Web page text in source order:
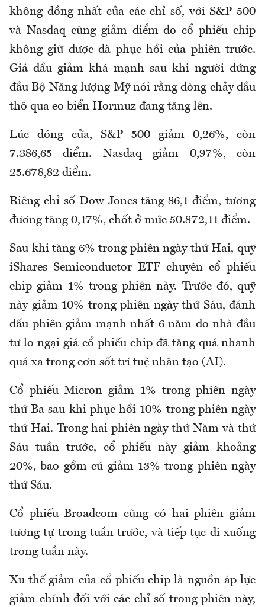
không đồng nhất của các chỉ số, với S&P 500
và Nasdaq cùng giảm điểm do cổ phiếu chip
không giữ được đà phục hồi của phiên trước.
Giá dầu giảm khá mạnh sau khi người đứng
đầu Bộ Năng lượng Mỹ nói rằng dòng chảy dầu
thô qua eo biển Hormuz đang tăng lên.
Lúc đóng cửa, S&P 500 giảm 0,26%, còn
7.386,65 điểm. Nasdaq giảm 0,97%, còn
25.678,82 điểm.
Riêng chỉ số Dow Jones tăng 86,1 điểm, tương
đương tăng 0,17%, chốt ở mức 50.872,11 điểm.
Sau khi tăng 6% trong phiên ngày thứ Hai, quỹ
iShares Semiconductor ETF chuyên cổ phiếu
chip giảm 1% trong phiên này. Trước đó, quỹ
này giảm 10% trong phiên ngày thứ Sáu, đánh
dấu phiên giảm mạnh nhất 6 năm do nhà đầu
tư lo ngại giá cổ phiếu chip đã tăng quá nhanh
quá xa trong cơn sốt trí tuệ nhân tạo (AI).
Cổ phiếuMicron giảm 1% trong phiên ngày
thứ Ba sau khi phục hồi 10% trong phiên ngày
thứ Hai. Trong hai phiên ngày thứ Năm và thứ
Sáu tuần trước, cổ phiếu này giảm khoảng
20%, bao gồmcú giảm 13% trong phiên ngày
thứ Sáu.
Cổ phiếu Broadcom cũng có hai phiên giảm
tương tự trong tuần trước, và tiếp tục đi xuống
trong tuần này.
Xu thế giảm của cổ phiếu chip là nguồn áp lực
giảm chính đối với các chỉ số trong phiên này,